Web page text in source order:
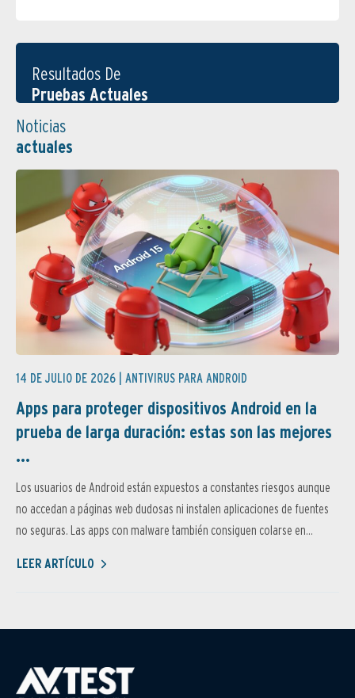
Resultados De
Pruebas Actuales
Noticias
actuales
14 DE JULIO DE 2026 | ANTIVIRUS PARA ANDROID
Apps para proteger dispositivos Android en la
prueba de larga duración: estas son las mejores
...
Los usuarios de Android están expuestos a constantes riesgos aunque
no accedan a páginas web dudosas ni instalen aplicaciones de fuentes
no seguras. Las apps con malware también consiguen colarse en...
LEER ARTÍCULO